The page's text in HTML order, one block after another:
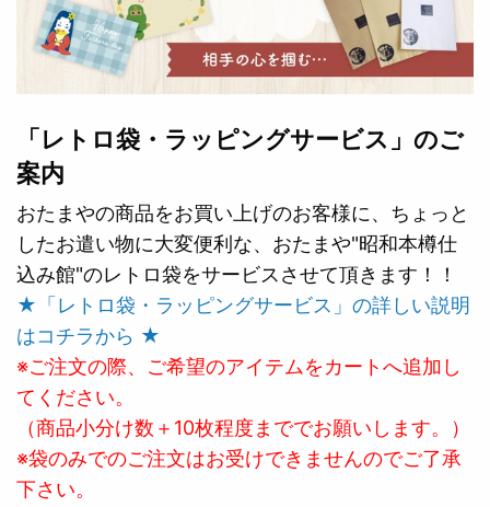
「レトロ袋・ラッピングサービス」のご
案内
おたまやの商品をお買い上げのお客様に、ちょっと
したお遣い物に大変便利な、おたまや"昭和本樽仕
込み館"のレトロ袋をサービスさせて頂きます！！
★「レトロ袋・ラッピングサービス」の詳しい説明
はコチラから ★
※ご注文の際、ご希望のアイテムをカートへ追加し
てください。
（商品小分け数＋10枚程度まででお願いします。）
※袋のみでのご注文はお受けできませんのでご了承
下さい。